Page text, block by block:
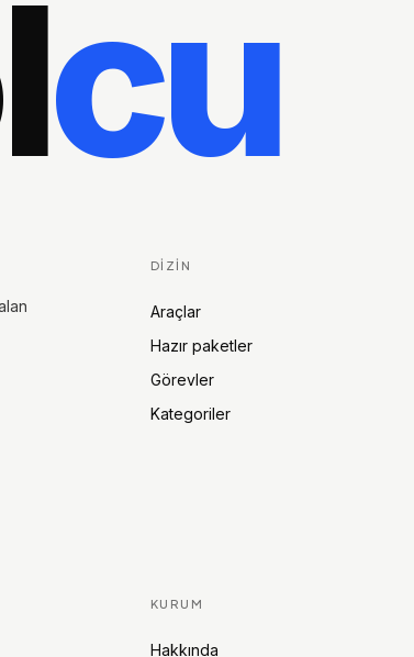
cu
DIZIN
Araçlar
Hazır paketler
Görevler
Kategoriler
KURUM
Hakkında